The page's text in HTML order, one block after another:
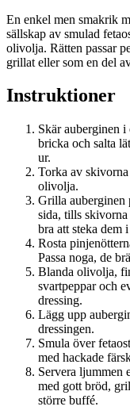
En enkel men smakrik
sällskap av smulad
olivolja. Rätten passar
grillat eller som en del
Instruktioner
Skär auberginen
bricka och salta
ur.
Torka av skivorna
olivolja.
Grilla auberginen
sida, tills
bra att steka dem
Rosta
Passa noga, de
Blanda olivolja,
svartpeppar och
dressing.
Lägg upp
dressingen.
Smula över
med hackade
Servera ljummen
med gott bröd,
större buffé.